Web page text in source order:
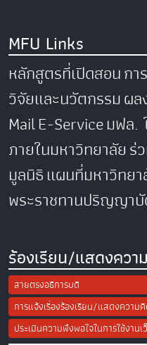
MFU Links
หลักสูตรที่เปิดสอนกา
วิจัยและนวัตกรรมผล
MailE-Serviceมฟล.
ภายในมหาวิทยาลัยร่
มูลนิธิแผนที่มหาวิทย
พระราชทานปริญญา
ร้องเรียน/แสดงควา
สายตรงอธิการบดี
การแจ้งเรื่องร้องเรียน/แสดงความ
ประเมินความพึงพอใจในการใช้งาน